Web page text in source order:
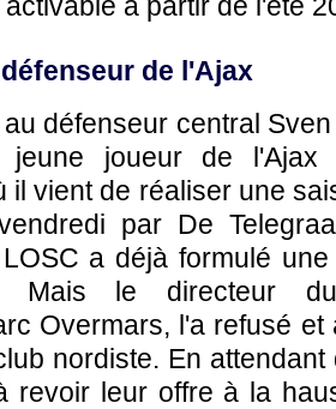
de l'Ajax
défenseur central
joueur de l'Ajax
il vient de réaliser une
par De
a déjà formulé
Mais le directeur
Overmars, l'a refusé et
nordiste. En
revoir leur offre à la